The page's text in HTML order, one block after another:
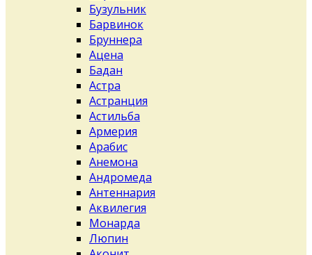
Бузульник
Барвинок
Бруннера
Ацена
Бадан
Астра
Астранция
Астильба
Армерия
Арабис
Анемона
Андромеда
Антеннария
Аквилегия
Монарда
Люпин